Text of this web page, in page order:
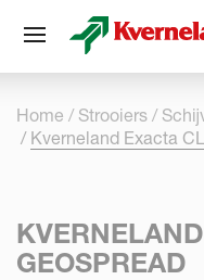
Home Strooiers
Kverneland Exacta
GEOSPREAD
Cookies beheer paneel